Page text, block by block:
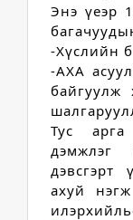
Энэ үеэр
-Хүслийн
-АХА
байгуулж
Тус
дэмжлэг
дэвсгэрт
ахуй нэгж